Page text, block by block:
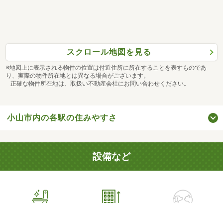
スクロール地図を見る
※地図上に表示される物件の位置は付近住所に所在することを表すものであ
り、実際の物件所在地とは異なる場合がございます。
正確な物件所在地は、取扱い不動産会社にお問い合わせください。
小山市内の各駅の住みやすさ
設備など